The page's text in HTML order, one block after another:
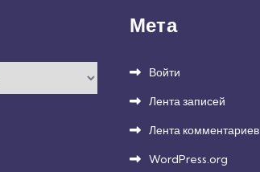
Мета
Войти
Лента записей
Лента комментариев
WordPress.org